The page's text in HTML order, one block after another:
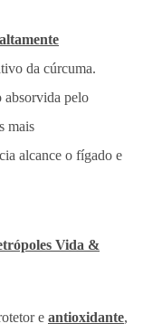
da cúrcuma.
absorvida pelo
mais
alcance o fígado e
Vida &
e antioxidante,